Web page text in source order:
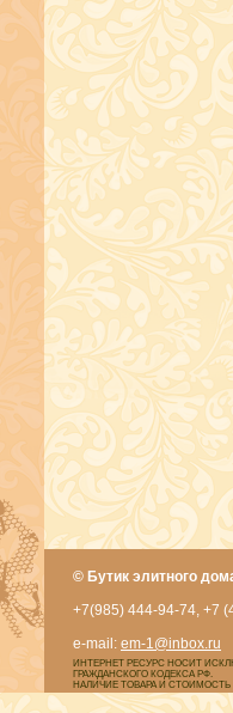
© Бутик элитного
+7(985) 444-94-74, +7
e-mail: em-1@inbox.ru
ИНТЕРНЕТ РЕСУРС НОСИТ
ГРАЖДАНСКОГО КОДЕКСА РФ.
НАЛИЧИЕ ТОВАРА И СТОИМОСТЬ